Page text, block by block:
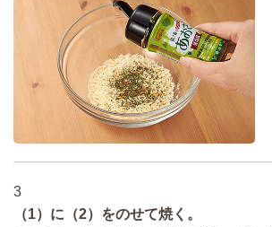
3
（1）に（2）をのせて焼く。